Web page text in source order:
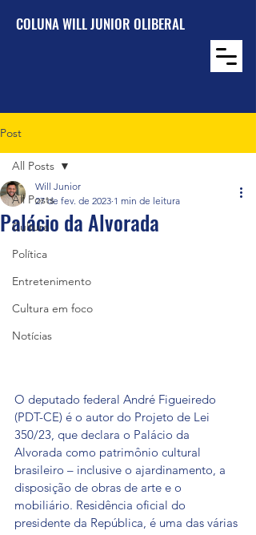
COLUNA WILL JUNIOR OLIBERAL
Post
All Posts
Cultura
Política
Entretenimento
Cultura em foco
Notícias
All Posts
Palácio da Alvorada
Will Junior
27 de fev. de 2023 1 min de leitura
O deputado federal André Figueiredo
(PDT-CE) é o autor do Projeto de Lei
350/23, que declara o Palácio da
Alvorada como patrimônio cultural
brasileiro – inclusive o ajardinamento, a
disposição de obras de arte e o
mobiliário. Residência oficial do
presidente da República, é uma das várias